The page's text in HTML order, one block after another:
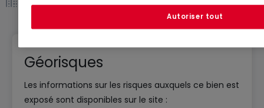
Copropriété *
Géorisques
Les informations sur les risques auxquels ce bien est
exposé sont disponibles sur le site :
Autoriser tout